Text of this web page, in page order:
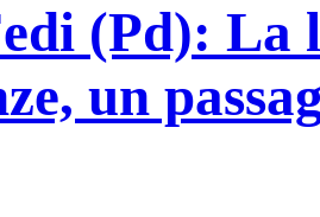
(Pd): La
un